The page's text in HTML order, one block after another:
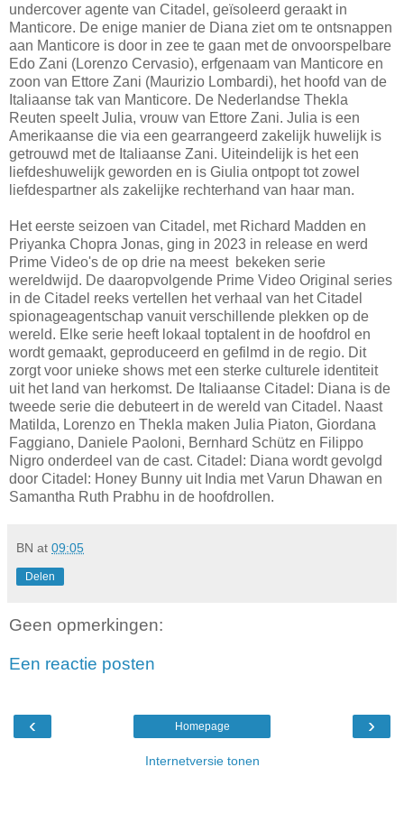
undercover agente van Citadel, geïsoleerd geraakt in
Manticore. De enige manier de Diana ziet om te ontsnappen
aan Manticore is door in zee te gaan met de onvoorspelbare
Edo Zani (Lorenzo Cervasio), erfgenaam van Manticore en
zoon van Ettore Zani (Maurizio Lombardi), het hoofd van de
Italiaanse tak van Manticore. De Nederlandse Thekla
Reuten speelt Julia, vrouw van Ettore Zani. Julia is een
Amerikaanse die via een gearrangeerd zakelijk huwelijk is
getrouwd met de Italiaanse Zani. Uiteindelijk is het een
liefdeshuwelijk geworden en is Giulia ontpopt tot zowel
liefdespartner als zakelijke rechterhand van haar man.
Het eerste seizoen van Citadel, met Richard Madden en
Priyanka Chopra Jonas, ging in 2023 in release en werd
Prime Video's de op drie na meest bekeken serie
wereldwijd. De daaropvolgende Prime Video Original series
in de Citadel reeks vertellen het verhaal van het Citadel
spionageagentschap vanuit verschillende plekken op de
wereld. Elke serie heeft lokaal toptalent in de hoofdrol en
wordt gemaakt, geproduceerd en gefilmd in de regio. Dit
zorgt voor unieke shows met een sterke culturele identiteit
uit het land van herkomst. De Italiaanse Citadel: Diana is de
tweede serie die debuteert in de wereld van Citadel. Naast
Matilda, Lorenzo en Thekla maken Julia Piaton, Giordana
Faggiano, Daniele Paoloni, Bernhard Schütz en Filippo
Nigro onderdeel van de cast. Citadel: Diana wordt gevolgd
door Citadel: Honey Bunny uit India met Varun Dhawan en
Samantha Ruth Prabhu in de hoofdrollen.
BN at 09:05
Delen
Geen opmerkingen:
Een reactie posten
‹ ›
Homepage
Internetversie tonen